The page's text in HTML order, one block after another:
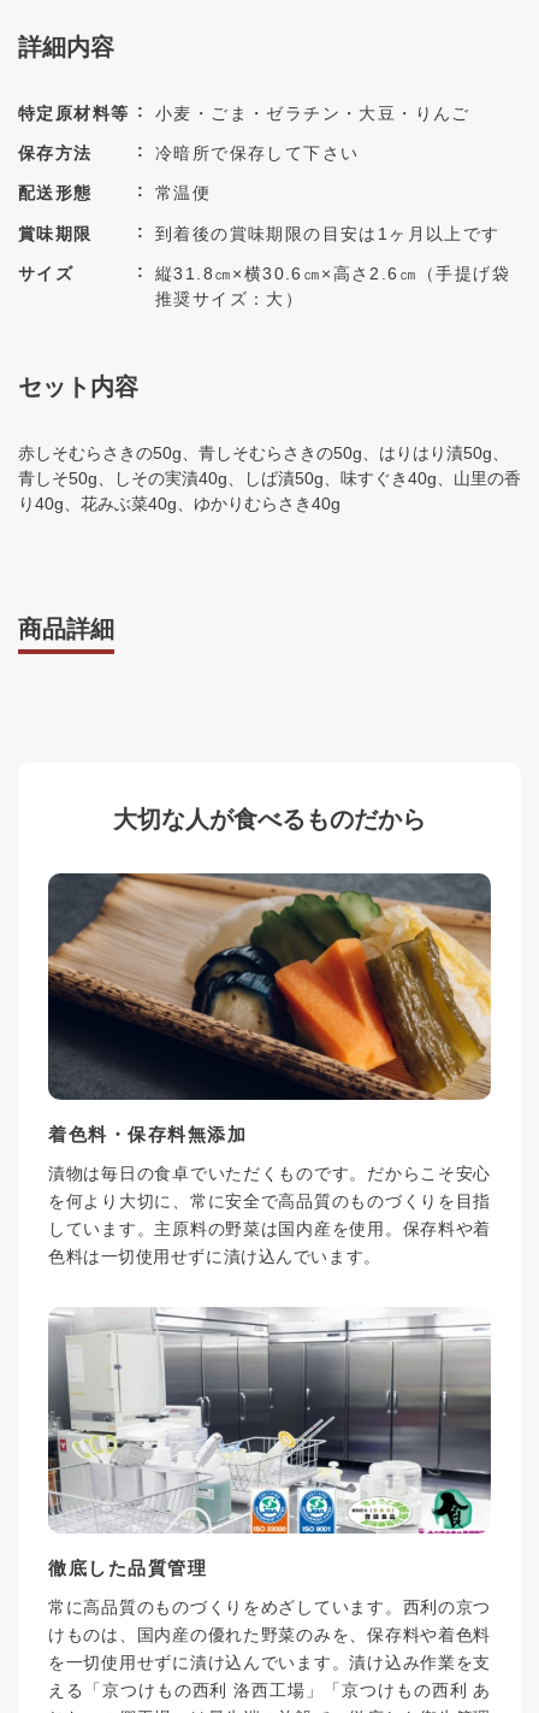
詳細内容
特定原材料等 小麦・ごま・ゼラチン・大豆・りんご
保存方法 冷暗所で保存して下さい
配送形態 常温便
賞味期限 到着後の賞味期限の目安は1ヶ月以上です
サイズ
縦31.8㎝×横30.6㎝×高さ2.6㎝（手提げ袋
推奨サイズ：大）
セット内容
赤しそむらさきの50g、青しそむらさきの50g、はりはり漬50g、
青しそ50g、しその実漬40g、しば漬50g、味すぐき40g、山里の香
り40g、花みぶ菜40g、ゆかりむらさき40g
商品詳細
大切な人が食べるものだから
着色料・保存料無添加
漬物は毎日の食卓でいただくものです。だからこそ安心
を何より大切に、常に安全で高品質のものづくりを目指
しています。主原料の野菜は国内産を使用。保存料や着
色料は一切使用せずに漬け込んでいます。
徹底した品質管理
常に高品質のものづくりをめざしています。西利の京つ
けものは、国内産の優れた野菜のみを、保存料や着色料
を一切使用せずに漬け込んでいます。漬け込み作業を支
える「京つけもの西利 洛西工場」「京つけもの西利 あ